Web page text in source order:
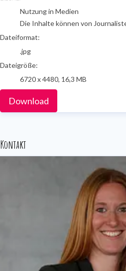
Nutzung in Medien
Die Inhalte können von
Dateiformat:
.jpg
Dateigröße:
6720 x 4480, 16,3 MB
Download
Kontakt